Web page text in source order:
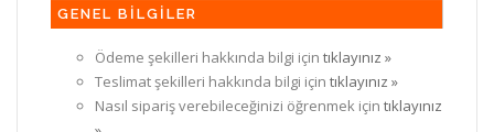
GENEL BİLGİLER
Ödeme şekilleri hakkında bilgi için tıklayınız »
Teslimat şekilleri hakkında bilgi için tıklayınız »
Nasıl sipariş verebileceğinizi öğrenmek için tıklayınız